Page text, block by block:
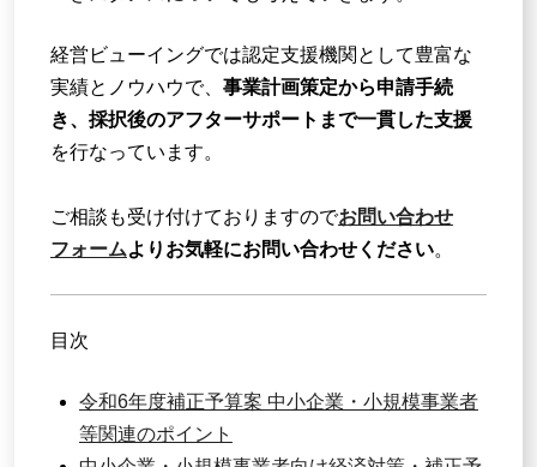
経営ビューイングでは認定支援機関として豊富な
実績とノウハウで、 事業計画策定から申請手続
き、採択後のアフターサポートまで一貫した支援
を行なっています。
ご相談も受け付けておりますのでお問い合わせ
フォームよりお気軽にお問い合わせください。
目次
令和6年度補正予算案 中小企業・小規模事業者
等関連のポイント